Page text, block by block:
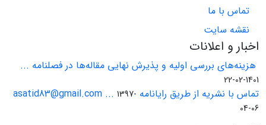
تماس با ما
نقشه سایت
اخبار و اعلانات
هزینه‌های بررسی اولیه و پذیرش نهایی مقاله‌ها در فصلنامه ...
1401-02-22
تماس با نشریه از طریق رایانامه asatid83@gmail.com ... 1397-
04-06